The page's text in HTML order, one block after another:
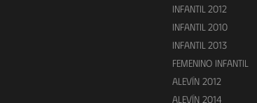
INFANTIL 2012
INFANTIL 2010
INFANTIL 2013
FEMENINO INFANTIL
ALEVÍN 2012
ALEVÍN 2014